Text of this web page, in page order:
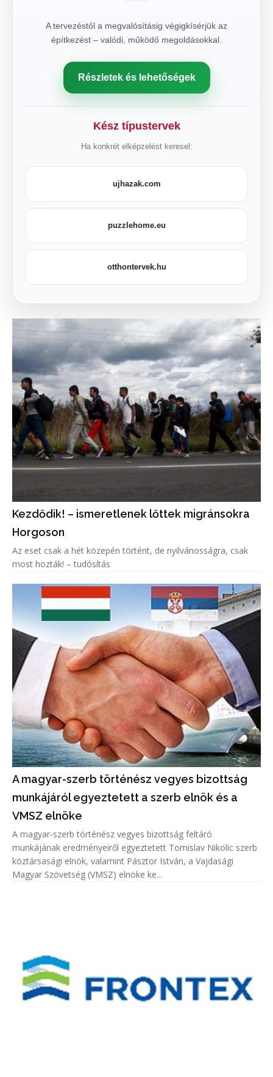
A tervezéstől a megvalósításig végigkísérjük az
építkezést – valódi, működő megoldásokkal.
Részletek és lehetőségek
Kész típustervek
Ha konkrét elképzelést keresel:
ujhazak.com
puzzlehome.eu
otthontervek.hu
Kezdődik! – ismeretlenek lőttek migránsokra
Horgoson
Az eset csak a hét közepén történt, de nyilvánosságra, csak
most hozták! – tudósítás
A magyar-szerb történész vegyes bizottság
munkájáról egyeztetett a szerb elnök és a
VMSZ elnöke
A magyar-szerb történész vegyes bizottság feltáró
munkájának eredményeiről egyeztetett Tomislav Nikolic szerb
köztársasági elnök, valamint Pásztor István, a Vajdasági
Magyar Szövetség (VMSZ) elnöke ke...